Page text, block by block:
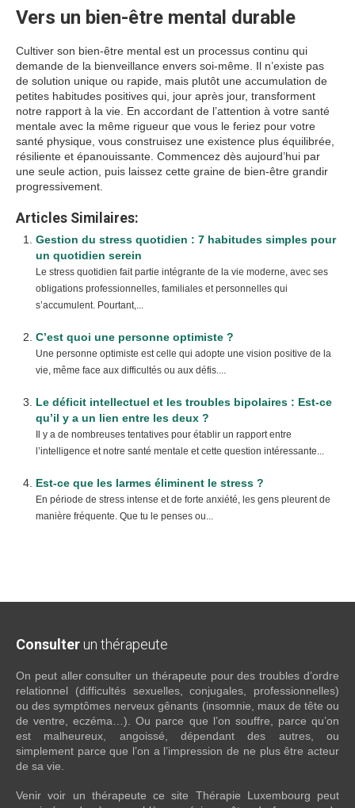
Vers un bien-être mental durable
Cultiver son bien-être mental est un processus continu qui
demande de la bienveillance envers soi-même. Il n’existe pas
de solution unique ou rapide, mais plutôt une accumulation de
petites habitudes positives qui, jour après jour, transforment
notre rapport à la vie. En accordant de l’attention à votre santé
mentale avec la même rigueur que vous le feriez pour votre
santé physique, vous construisez une existence plus équilibrée,
résiliente et épanouissante. Commencez dès aujourd’hui par
une seule action, puis laissez cette graine de bien-être grandir
progressivement.
Articles Similaires:
Gestion du stress quotidien : 7 habitudes simples pour
un quotidien serein
Le stress quotidien fait partie intégrante de la vie moderne, avec ses
obligations professionnelles, familiales et personnelles qui
s’accumulent. Pourtant,...
C’est quoi une personne optimiste ?
Une personne optimiste est celle qui adopte une vision positive de la
vie, même face aux difficultés ou aux défis....
Le déficit intellectuel et les troubles bipolaires : Est-ce
qu’il y a un lien entre les deux ?
Il y a de nombreuses tentatives pour établir un rapport entre
l’intelligence et notre santé mentale et cette question intéressante...
Est-ce que les larmes éliminent le stress ?
En période de stress intense et de forte anxiété, les gens pleurent de
manière fréquente. Que tu le penses ou...
Consulter un thérapeute
On peut aller consulter un thérapeute pour des troubles d’ordre
relationnel (difficultés sexuelles, conjugales, professionnelles)
ou des symptômes nerveux gênants (insomnie, maux de tête ou
de ventre, eczéma…). Ou parce que l’on souffre, parce qu’on
est malheureux, angoissé, dépendant des autres, ou
simplement parce que l’on a l’impression de ne plus être acteur
de sa vie.
Venir voir un thérapeute ce site Thérapie Luxembourg peut